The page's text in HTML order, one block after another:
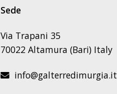
Sede
Via Trapani 35
70022 Altamura (Bari) Italy
info@galterredimurgia.it